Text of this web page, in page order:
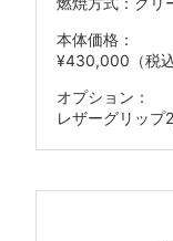
¥430,000（税
レザーグリッ